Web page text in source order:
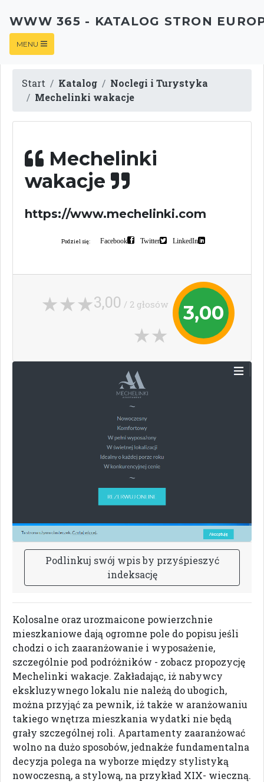
WWW 365 - KATALOG STRON
MENU
Start Katalog
Noclegi i Turystyka
Mechelinki wakacje
Mechelinki
wakacje
https://www.mechelinki.com
Podziel się: Facebook Twitter LinkedIn
3,00
3,00 / 2 głosów
Podlinkuj swój wpisby przyśpieszyć
indeksację
Kolosalne oraz urozmaicone powierzchnie
mieszkaniowe dają ogromne pole do popisu jeśli
chodzi o ich zaaranżowanie i wyposażenie,
szczególnie pod podróżników - zobacz propozycję
Mechelinki wakacje. Zakładając, iż nabywcy
ekskluzywnego lokalu nie należą do ubogich,
można przyjąć za pewnik, iż także w aranżowaniu
takiego wnętrza mieszkania wydatki nie będą
grały szczególnej roli. Apartamenty zaaranżować
wolno na dużo sposobów, jednakże fundamentalna
decyzja polega na wyborze między stylistyką
nowoczesną, a stylową, na przykład XIX- wieczną.